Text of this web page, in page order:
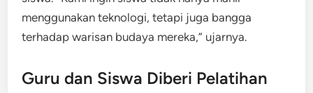
menggunakan teknologi, tetapi juga bangga
terhadap warisan budaya mereka,” ujarnya.
Guru dan Siswa Diberi Pelatihan